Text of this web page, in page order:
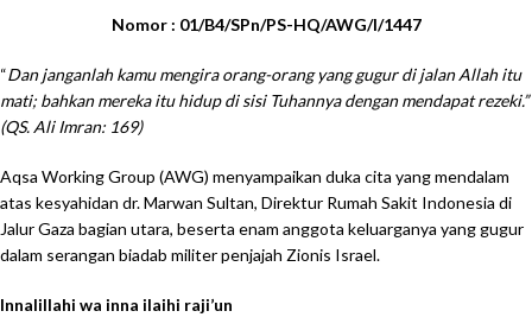
Nomor : 01/B4/SPn/PS-HQ/AWG/I/1447
“Dan janganlah kamu mengira orang-orang yang gugur di jalan Allah itu
mati; bahkan mereka itu hidup di sisi Tuhannya dengan mendapat rezeki.”
(QS. Ali Imran: 169)
Aqsa Working Group (AWG) menyampaikan duka cita yang mendalam
atas kesyahidan dr. Marwan Sultan, Direktur Rumah Sakit Indonesia di
Jalur Gaza bagian utara, beserta enam anggota keluarganya yang gugur
dalam serangan biadab militer penjajah Zionis Israel.
Innalillahi wa inna ilaihi raji’un